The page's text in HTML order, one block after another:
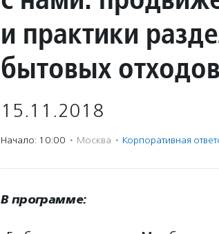
и практики
бытовых
15.11.2018
Начало: 10:00 · Москва · Корпоративная
В программе: